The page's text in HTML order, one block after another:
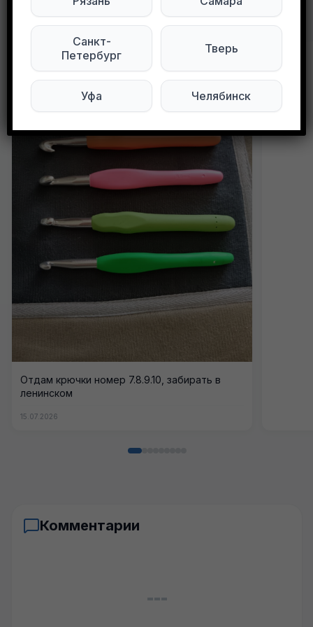
Другие объявления в этом городе
Отдам крючки номер 7.8.9.10, забирать в
ленинском
15.07.2026
Комментарии
Санкт-
Петербург
Тверь
Уфа Челябинск